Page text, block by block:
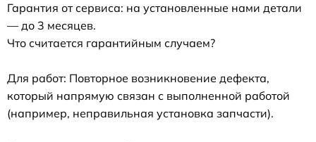
Гарантия от сервиса: на установленные нами детали
— до 3 месяцев.
Что считается гарантийным случаем?
Для работ: Повторное возникновение дефекта,
который напрямую связан с выполненной работой
(например, неправильная установка запчасти).